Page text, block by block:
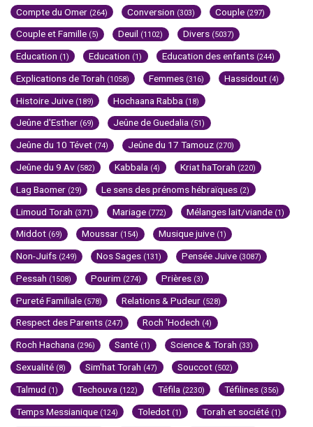
Compte du Omer (264) Conversion (303) Couple (297)
Couple et Famille (5) Deuil (1102) Divers (5037)
Education (1) Education (1) Education des enfants (244)
Explications de Torah (1058) Femmes (316) Hassidout (4)
Histoire Juive (189) Hochaana Rabba (18)
Jeûne d'Esther (69) Jeûne de Guedalia (51)
Jeûne du 10 Tévet (74) Jeûne du 17 Tamouz (270)
Jeûne du 9 Av (582) Kabbala (4) Kriat haTorah (220)
Lag Baomer (29) Le sens des prénoms hébraïques (2)
Limoud Torah (371) Mariage (772) Mélanges lait/viande (1)
Middot (69) Moussar (154) Musique juive (1)
Non-Juifs (249) Nos Sages (131) Pensée Juive (3087)
Pessah (1508) Pourim (274) Prières (3)
Pureté Familiale (578) Relations & Pudeur (528)
Respect des Parents (247) Roch 'Hodech (4)
Roch Hachana (296) Santé (1) Science & Torah (33)
Sexualité (8) Sim'hat Torah (47) Souccot (502)
Talmud (1) Techouva (122) Téfila (2230) Téfilines (356)
Temps Messianique (124) Toledot (1) Torah et société (1)